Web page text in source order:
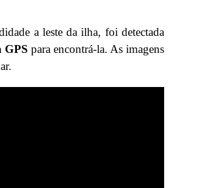
a leste da ilha, foi detectada
GPS para encontrá-la. As imagens